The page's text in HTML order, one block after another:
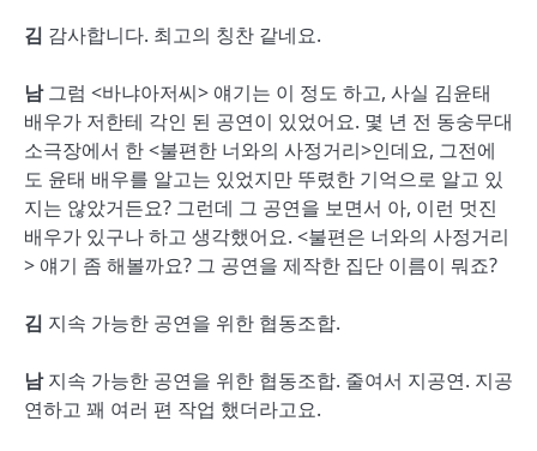
김 감사합니다. 최고의 칭찬 같네요.
남그럼 <바냐아저씨> 얘기는 이 정도 하고, 사실 김윤태
배우가 저한테 각인 된 공연이 있었어요. 몇 년 전 동숭무대
소극장에서 한 <불편한 너와의 사정거리>인데요, 그전에
도 윤태 배우를 알고는 있었지만 뚜렸한 기억으로 알고 있
지는 않았거든요? 그런데 그 공연을 보면서 아, 이런 멋진
배우가 있구나 하고 생각했어요. <불편은 너와의 사정거리
> 얘기 좀 해볼까요? 그 공연을 제작한 집단 이름이 뭐죠?
김 지속 가능한 공연을 위한 협동조합.
남지속 가능한 공연을 위한 협동조합. 줄여서 지공연. 지공
연하고 꽤 여러 편 작업 했더라고요.